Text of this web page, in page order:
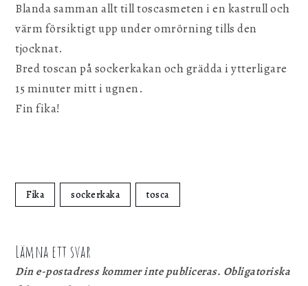
Blanda samman allt till toscasmeten i en kastrull och
värm försiktigt upp under omrörning tills den
tjocknat.
Bred toscan på sockerkakan och grädda i ytterligare
15 minuter mitt i ugnen.
Fin fika!
Fika sockerkaka tosca
Lämna ett svar
Din e-postadress kommer inte publiceras. Obligatoriska